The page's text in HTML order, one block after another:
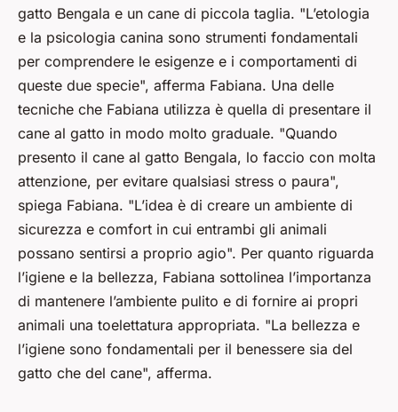
gatto Bengala e un cane di piccola taglia. "L’etologia
e la psicologia canina sono strumenti fondamentali
per comprendere le esigenze e i comportamenti di
queste due specie", afferma Fabiana. Una delle
tecniche che Fabiana utilizza è quella di presentare il
cane al gatto in modo molto graduale. "Quando
presento il cane al gatto Bengala, lo faccio con molta
attenzione, per evitare qualsiasi stress o paura",
spiega Fabiana. "L’idea è di creare un ambiente di
sicurezza e comfort in cui entrambi gli animali
possano sentirsi a proprio agio". Per quanto riguarda
l’igiene e la bellezza, Fabiana sottolinea l’importanza
di mantenere l’ambiente pulito e di fornire ai propri
animali una toelettatura appropriata. "La bellezza e
l’igiene sono fondamentali per il benessere sia del
gatto che del cane", afferma.